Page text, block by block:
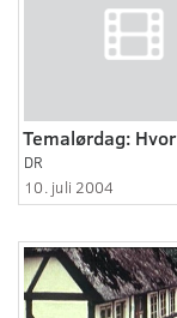
DR
10. juli 2004